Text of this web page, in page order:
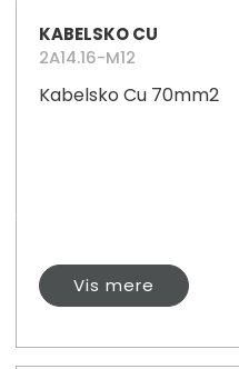
KABELSKO CU
2A14.16-M12
Kabelsko Cu 70mm2
Vis mere